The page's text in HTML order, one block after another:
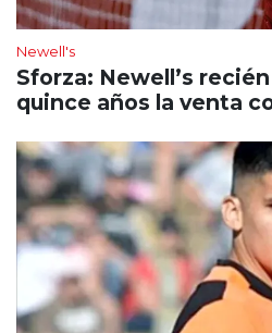
Newell's
Sforza: Newell’s
quince años la venta